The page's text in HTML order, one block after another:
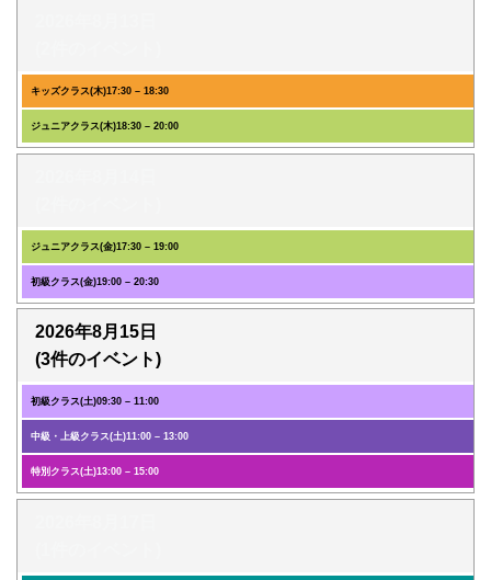
キッズクラス(木)17:30 – 18:30
ジュニアクラス(木)18:30 – 20:00
ジュニアクラス(金)17:30 – 19:00
初級クラス(金)19:00 – 20:30
2026年8月15日
(3件のイベント)
初級クラス(土)09:30 – 11:00
中級・上級クラス(土)11:00 – 13:00
特別クラス(土)13:00 – 15:00